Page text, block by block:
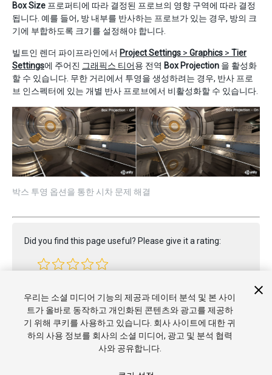
Box Size 프로퍼티에 따라 결정된 프로브의 영향 구역에 따라 결정
됩니다. 예를 들어, 방 내부를 반사하는 프로브가 있는 경우, 방의 크
기에 부합하도록 크기를 설정해야 합니다.
빌트인 렌더 파이프라인에서 Project Settings > Graphics > Tier
Settings에 주어진 그래픽스 티어용 전역 Box Projection 을 활성화
할 수 있습니다. 무한 거리에서 투영을 생성하려는 경우, 반사 프로
브 인스펙터에 있는 개별 반사 프로브에서 비활성화할 수 있습니다.
박스 투영 옵션을 통한 시차 문제 해결
Did you find this page useful? Please give it a rating:
우리는 소셜 미디어 기능의 제공과 데이터 분석 및 본 사이
트가 올바로 동작하고 개인화된 콘텐츠와 광고를 제공하
기 위해 쿠키를 사용하고 있습니다. 회사 사이트에 대한 귀
하의 사용 정보를 회사의 소셜 미디어, 광고 및 분석 협력
사와 공유합니다.